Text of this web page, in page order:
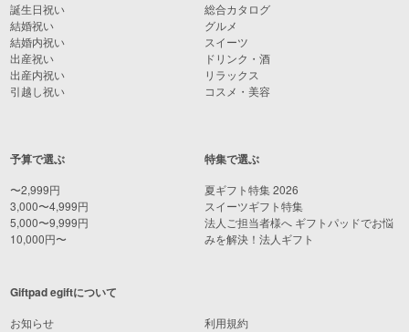
誕生日祝い
結婚祝い
結婚内祝い
出産祝い
出産内祝い
引越し祝い
予算で選ぶ
〜2,999円
3,000〜4,999円
5,000〜9,999円
10,000円〜
総合カタログ
グルメ
スイーツ
ドリンク・酒
リラックス
コスメ・美容
特集で選ぶ
夏ギフト特集 2026
スイーツギフト特集
法人ご担当者様へ ギフトパッドでお悩
みを解決！法人ギフト
Giftpad egiftについて
お知らせ
利用規約